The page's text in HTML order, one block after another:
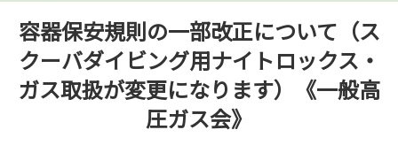
容器保安規則の一部改正について（ス
クーバダイビング用ナイトロックス・
ガス取扱が変更になります）《一般高
圧ガス会》